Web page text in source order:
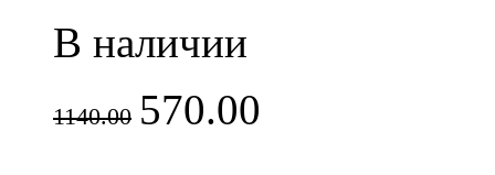
В наличии
1140.00 570.00